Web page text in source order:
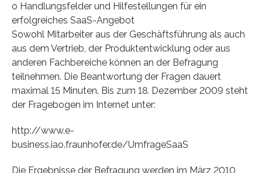
o Handlungsfelder und Hilfestellungen für ein
erfolgreiches SaaS-Angebot
Sowohl Mitarbeiter aus der Geschäftsführung als auch
aus dem Vertrieb, der Produktentwicklung oder aus
anderen Fachbereiche können an der Befragung
teilnehmen. Die Beantwortung der Fragen dauert
maximal 15 Minuten. Bis zum 18. Dezember 2009 steht
der Fragebogen im Internet unter:
http://www.e-
business.iao.fraunhofer.de/UmfrageSaaS
Die Ergebnisse der Befragung werden im März 2010